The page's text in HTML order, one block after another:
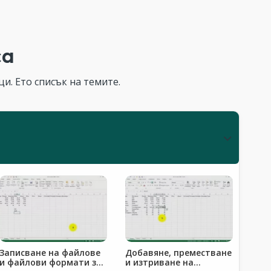
Ето списък на темите.
Записване на файлове
и файлови формати за
Добавяне, преместване
и изтриване на